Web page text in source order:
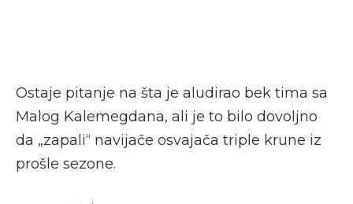
Ostaje pitanje na šta je aludirao bek tima sa
Malog Kalemegdana, ali je to bilo dovoljno
da „zapali“ navijače osvajača triple krune iz
prošle sezone.